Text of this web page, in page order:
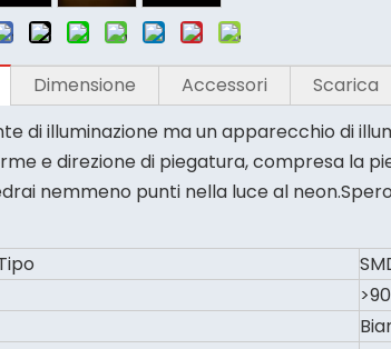
Dimensione Accessori
Scarica
di illuminazione ma un apparecchio di
e direzione di piegatura, compresa la
nemmeno punti nella luce al
>90